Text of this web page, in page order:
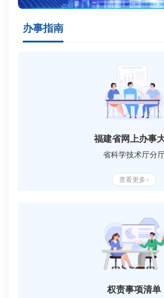
办事指南
福建省网上办事
省科学技术厅分
查看更多>
权责事项清单